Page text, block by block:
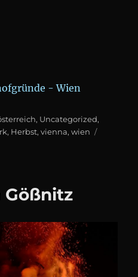
, Uncategorized,
, Herbst,vienna,wien